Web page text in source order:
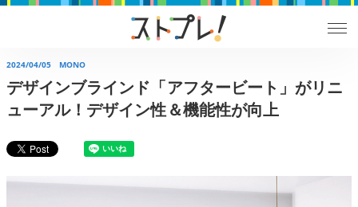
2024/04/05 MONO
デザインブラインド「アフタービート」がリニ
ューアル！デザイン性＆機能性が向上